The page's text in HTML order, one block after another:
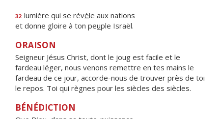
32 lumière qui se révèle aux nations
et donne gloire à ton peuple Israël.
ORAISON
Seigneur Jésus Christ, dont le joug est facile et le
fardeau léger, nous venons remettre en tes mains le
fardeau de ce jour, accorde-nous de trouver près de toi
le repos. Toi qui règnes pour les siècles des siècles.
BÉNÉDICTION